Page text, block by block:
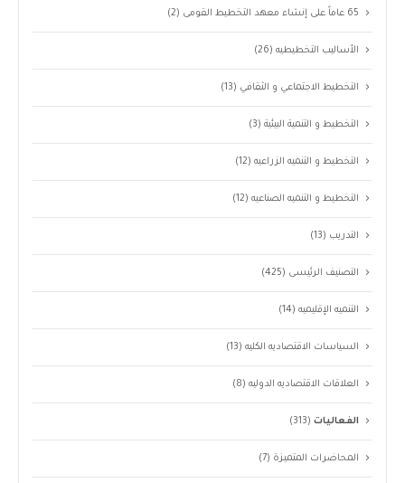
65 عاماً على إنشاء معهد التخطيط القومى (2)
الأساليب التخطيطيه(26)
التخطيط الاجتماعي و الثقافي (13)
التخطيط و التنمية البيئية(3)
التخطيط و التنميه الزراعيه(12)
التخطيط و التنميه الصناعيه(12)
التدريب (13)
التصنيف الرئيسى (425)
التنميه الإقليميه(14)
السياسات الاقتصاديه الكليه(13)
العلاقات الاقتصاديه الدوليه(8)
الفعاليات(313)
المحاضرات المتميزة (7)